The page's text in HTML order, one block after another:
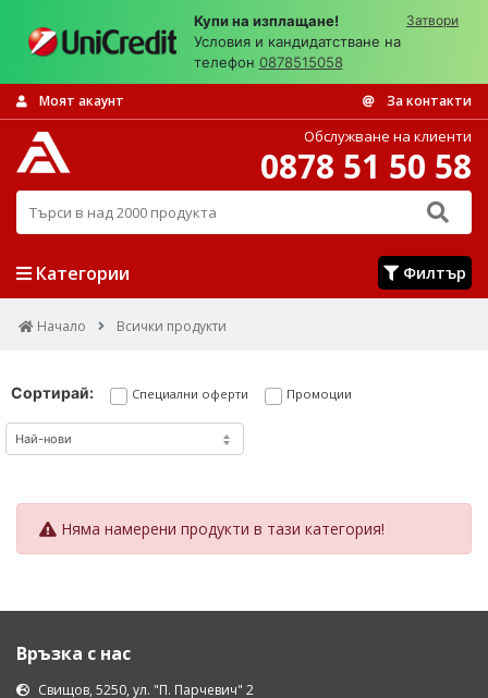
Купи на изплащане!
Условия и кандидатстване на
телефон 0878515058
Затвори
Моят акаунт За контакти
Търси в над 2000 продукта
Обслужване на клиенти
0878 51 50 58
Категории Филтър
Начало Всички продукти
Сортирай: Специални оферти Промоции
Няма намерени продукти в тази категория!
Връзка с нас
Свищов, 5250, ул. "П. Парчевич" 2